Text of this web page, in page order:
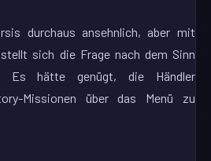
durchaus ansehnlich, aber mit
sich die Frage nach dem Sinn
Es hätte genügt, die Händler
Missionen über das Menü zu